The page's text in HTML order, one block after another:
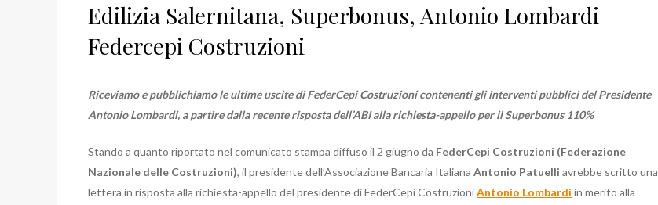
Edilizia Salernitana, Superbonus, Antonio Lombardi
Federcepi Costruzioni
Riceviamo e pubblichiamo le ultime uscite di FederCepi Costruzioni contenenti gli interventi pubblici del Presidente
Antonio Lombardi, a partire dalla recente risposta dell’ABI alla richiesta-appello per il Superbonus 110%
Stando a quanto riportato nel comunicato stampa diffuso il 2 giugno da FederCepi Costruzioni (Federazione
Nazionale delle Costruzioni), il presidente dell’Associazione Bancaria Italiana Antonio Patuelli avrebbe scritto una
lettera in risposta alla richiesta-appello del presidente di FederCepi CostruzioniAntonio Lombardi in merito alla